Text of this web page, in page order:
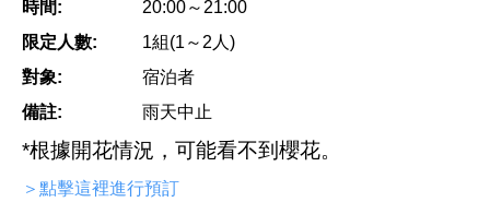
時間:
20:00～21:00
限定人數:
1組(1～2人)
對象:
宿泊者
備註:
雨天中止
*根據開花情況，可能看不到櫻花。
＞點擊這裡進行預訂